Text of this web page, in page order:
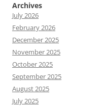
Archives
July 2026
February 2026
December 2025
November 2025
October 2025
September 2025
August 2025
July 2025